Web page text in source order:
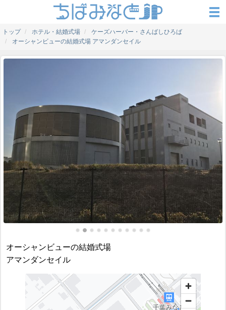
トップ ホテル・結婚式場
ケーズハーバー・さんばしひろば
オーシャンビューの結婚式場 アマンダンセイル
オーシャンビューの結婚式場
アマンダンセイル